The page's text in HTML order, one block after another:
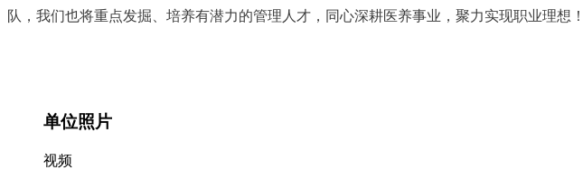
队，我们也将重点发掘、培养有潜力的管理人才，同心深耕医养事业，聚力实现职业理想！
单位照片
视频